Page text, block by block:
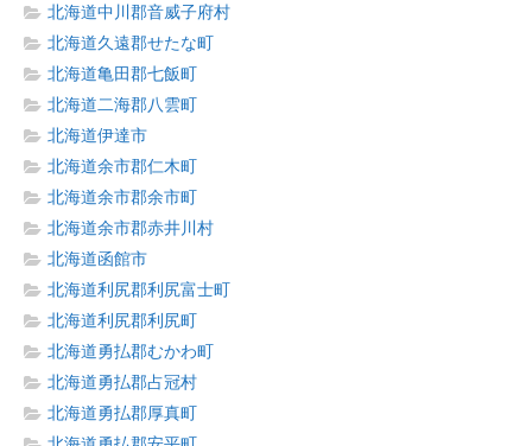
北海道中川郡音威子府村
北海道久遠郡せたな町
北海道亀田郡七飯町
北海道二海郡八雲町
北海道伊達市
北海道余市郡仁木町
北海道余市郡余市町
北海道余市郡赤井川村
北海道函館市
北海道利尻郡利尻富士町
北海道利尻郡利尻町
北海道勇払郡むかわ町
北海道勇払郡占冠村
北海道勇払郡厚真町